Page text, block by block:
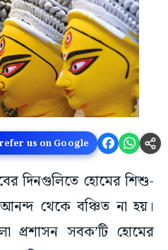
us on Google
দিনগুলিতে হোমের শিশু-
থেকে বঞ্চিত না হয়।
প্রশাসন সবক’টি হোমের